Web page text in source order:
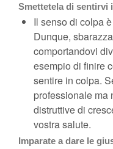
Smettetela di sentirvi
Il senso di colpa
Dunque,
comportandovi
esempio di finire
sentire in colpa.
professionale ma
distruttive di
vostra salute.
Imparate a dare le